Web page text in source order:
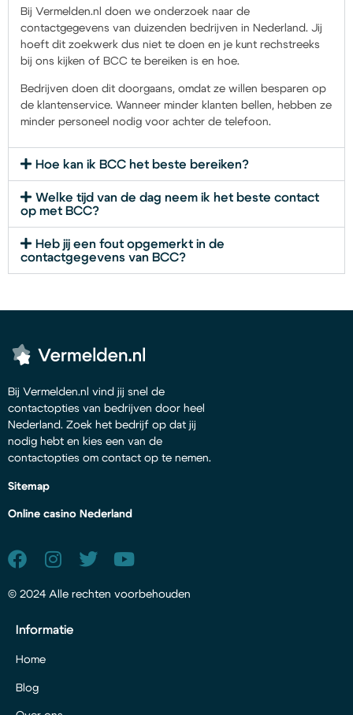
Bij Vermelden.nl doen we onderzoek naar de
contactgegevens van duizenden bedrijven in Nederland. Jij
hoeft dit zoekwerk dus niet te doen en je kunt rechstreeks
bij ons kijken of BCC te bereiken is en hoe.
Bedrijven doen dit doorgaans, omdat ze willen besparen op
de klantenservice. Wanneer minder klanten bellen, hebben ze
minder personeel nodig voor achter de telefoon.
Hoe kan ik BCC het beste bereiken?
Welke tijd van de dag neem ik het beste contact
op met BCC?
Heb jij een fout opgemerkt in de
contactgegevens van BCC?
Bij Vermelden.nl vind jij snel de
contactopties van bedrijven door heel
Nederland. Zoek het bedrijf op dat jij
nodig hebt en kies een van de
contactopties om contact op te nemen.
Sitemap
Online casino Nederland
© 2024 Alle rechten voorbehouden
Informatie
Home
Blog